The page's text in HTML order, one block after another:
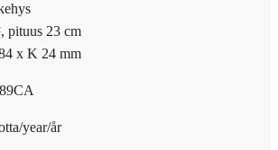
pituus 23 cm
x K 24 mm
year/år